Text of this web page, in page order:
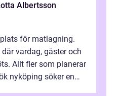
Albertsson
för matlagning.
vardag, gäster och
Allt fler som planerar
nyköping söker en